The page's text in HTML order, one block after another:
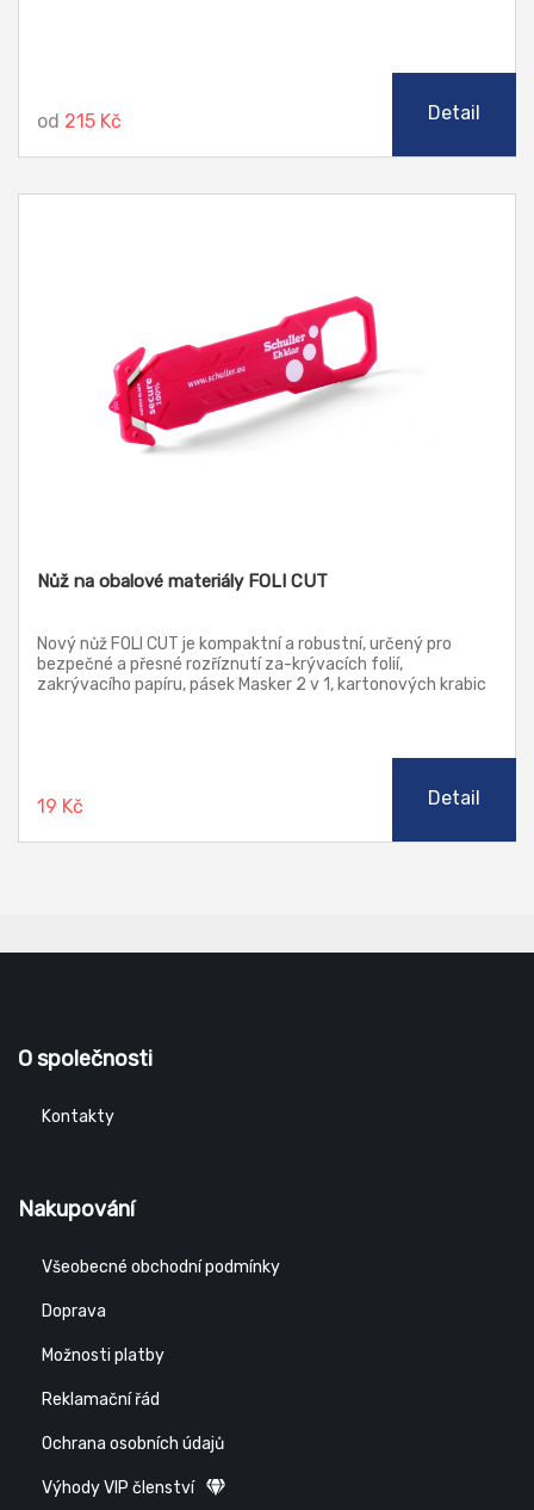
od 215 Kč Detail
Nůž na obalové materiály FOLI CUT
Nový nůž FOLI CUT je kompaktní a robustní, určený pro
bezpečné a přesné rozříznutí za-krývacích folií,
zakrývacího papíru, pásek Masker 2 v 1, kartonových krabic
19 Kč Detail
O společnosti
Kontakty
Nakupování
Všeobecné obchodní podmínky
Doprava
Možnosti platby
Reklamační řád
Ochrana osobních údajů
Výhody VIP členství